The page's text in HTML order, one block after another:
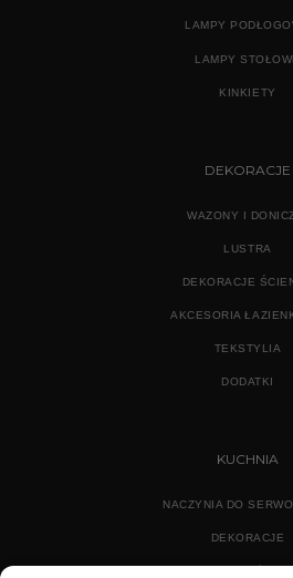
LAMPY
LAMPY
KINKIETY
DEKORACJE
WAZONY I
LUSTRA
DEKORACJE
AKCESORIA
TEKSTYLIA
DODATKI
KUCHNIA
NACZYNIA DO
DEKORACJE